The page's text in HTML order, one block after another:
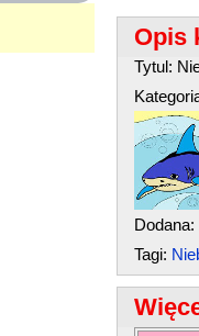
Opis
Tytul:
Tagi: